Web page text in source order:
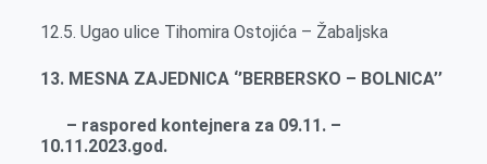
12.5. Ugao ulice Tihomira Ostojića – Žabaljska
13. MESNA ZAJEDNICA ‘’BERBERSKO – BOLNICA’’
– raspored kontejnera za 09.11. –
10.11.2023.god.